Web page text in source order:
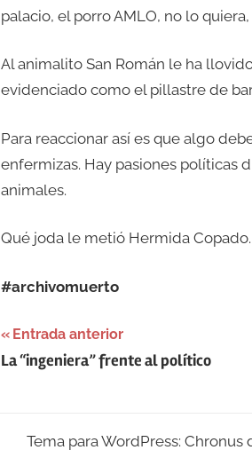
palacio, el porro AMLO, no lo
Al animalito San Román le ha
evidenciado como el pillastre de
Para reaccionar así es que algo
enfermizas. Hay pasiones políticas
animales.
Qué joda le metió Hermida
#archivomuerto
Navegación
de
Entrada anterior
La “ingeniera” frente al político
Tema para WordPress: Chronus